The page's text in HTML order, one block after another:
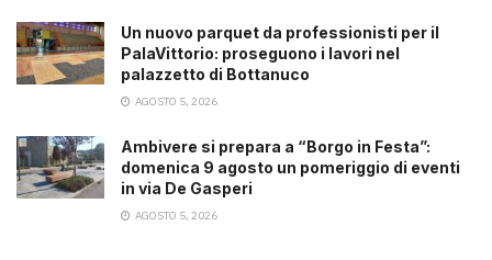
Un nuovo parquet da professionisti per il
PalaVittorio: proseguono i lavori nel
palazzetto di Bottanuco
AGOSTO 5, 2026
Ambivere si prepara a “Borgo in Festa”:
domenica 9 agosto un pomeriggio di eventi
in via De Gasperi
AGOSTO 5, 2026